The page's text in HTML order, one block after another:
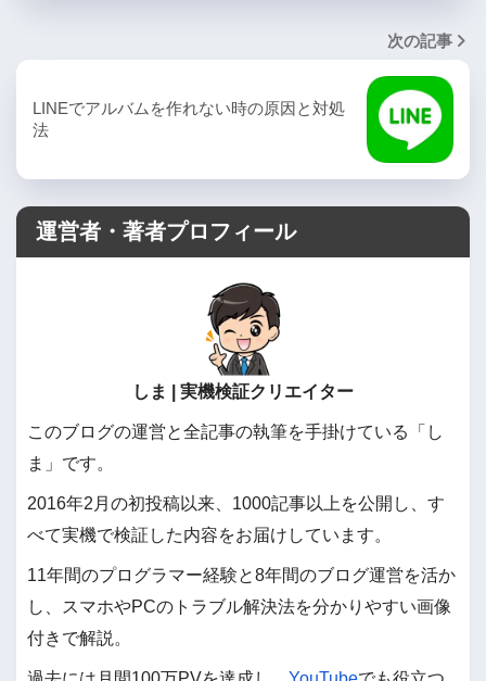
次の記事
LINEでアルバムを作れない時の原因と対処
法
運営者・著者プロフィール
しま | 実機検証クリエイター
このブログの運営と全記事の執筆を手掛けている「し
ま」です。
2016年2月の初投稿以来、1000記事以上を公開し、す
べて実機で検証した内容をお届けしています。
11年間のプログラマー経験と8年間のブログ運営を活か
し、スマホやPCのトラブル解決法を分かりやすい画像
付きで解説。